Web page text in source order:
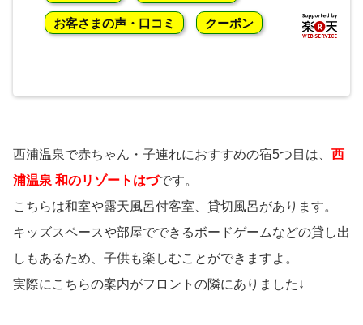
お客さまの声・口コミ クーポン
西浦温泉で赤ちゃん・子連れにおすすめの宿5つ目は、 西
浦温泉 和のリゾートはづです。
こちらは和室や露天風呂付客室、貸切風呂があります。
キッズスペースや部屋でできるボードゲームなどの貸し出
しもあるため、子供も楽しむことができますよ。
実際にこちらの案内がフロントの隣にありました↓